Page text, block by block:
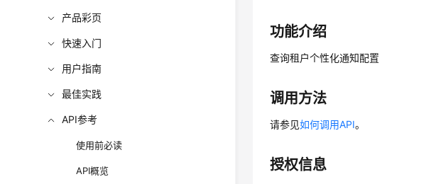
产品彩页
快速入门
用户指南
最佳实践
API参考
使用前必读
API概览
功能介绍
查询租户个性化通知配置
调用方法
请参见如何调用API。
授权信息